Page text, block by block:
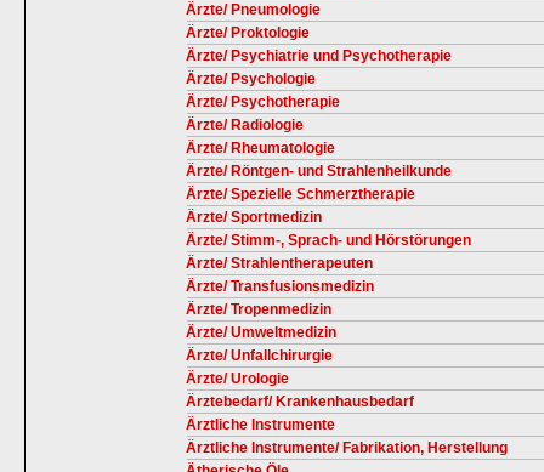
Ärzte/ Pneumologie
Ärzte/ Proktologie
Ärzte/ Psychiatrie und Psychotherapie
Ärzte/ Psychologie
Ärzte/ Psychotherapie
Ärzte/ Radiologie
Ärzte/ Rheumatologie
Ärzte/ Röntgen- und Strahlenheilkunde
Ärzte/ Spezielle Schmerztherapie
Ärzte/ Sportmedizin
Ärzte/ Stimm-, Sprach- und Hörstörungen
Ärzte/ Strahlentherapeuten
Ärzte/ Transfusionsmedizin
Ärzte/ Tropenmedizin
Ärzte/ Umweltmedizin
Ärzte/ Unfallchirurgie
Ärzte/ Urologie
Ärztebedarf/ Krankenhausbedarf
Ärztliche Instrumente
Ärztliche Instrumente/ Fabrikation, Herstellung